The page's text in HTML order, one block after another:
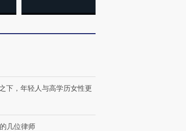
泽连斯基密集出访美英 索
秘鲁纳斯卡观光飞机坠毁
【特别呈现】寻找100种
CFO：不靠规模取胜，华
下，年轻人与高学历女性更
几位律师